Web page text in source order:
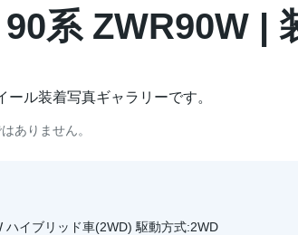
系 ZWR90W |
ル装着写真ギャラリーです。
ありません。
ハイブリッド車(2WD) 駆動方式:2WD